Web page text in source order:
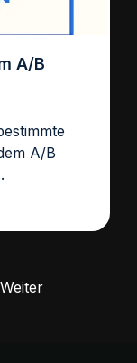
A/B
A/B
Weiter